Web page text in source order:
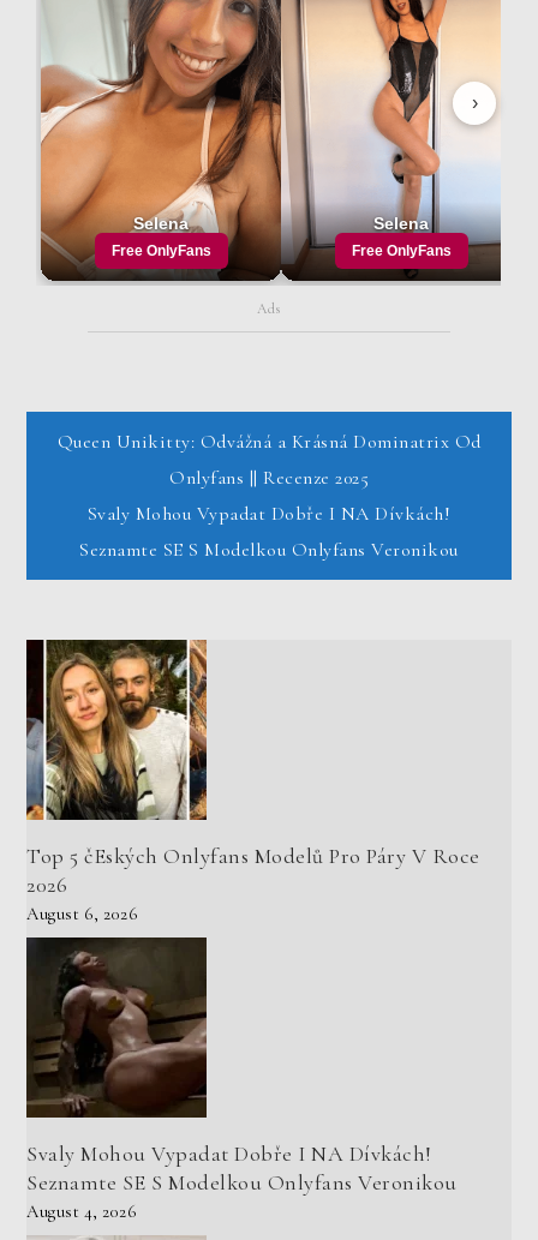
Ads
Post
navigation
Queen Unikitty: Odvážná a Krásná Dominatrix Od
Onlyfans || Recenze 2025
Svaly Mohou Vypadat Dobře I NA Dívkách!
Seznamte SE S Modelkou Onlyfans Veronikou
Top 5 čEských Onlyfans Modelů Pro Páry V Roce
2026
August 6, 2026
Svaly Mohou Vypadat Dobře I NA Dívkách!
Seznamte SE S Modelkou Onlyfans Veronikou
August 4, 2026